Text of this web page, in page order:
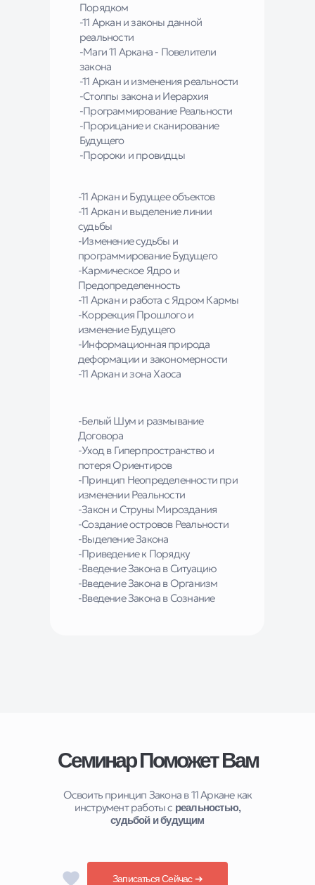
Порядком
-11 Аркан и законы данной
реальности
-Маги 11 Аркана - Повелители
закона
-11 Аркан и изменения реальности
-Столпы закона и Иерархия
-Программирование Реальности
-Прорицание и сканирование
Будущего
-Пророки и провидцы
-11 Аркан и Будущее объектов
-11 Аркан и выделение линии
судьбы
-Изменение судьбы и
программирование Будущего
-Кармическое Ядро и
Предопределенность
-11 Аркан и работа с Ядром Кармы
-Коррекция Прошлого и
изменение Будущего
-Информационная природа
деформации и закономерности
-11 Аркан и зона Хаоса
-Белый Шум и размывание
Договора
-Уход в Гиперпространство и
потеря Ориентиров
-Принцип Неопределенности при
изменении Реальности
-Закон и Струны Мироздания
-Создание островов Реальности
-Выделение Закона
-Приведение к Порядку
-Введение Закона в Ситуацию
-Введение Закона в Организм
-Введение Закона в Сознание
Записаться Сейчас ➔
Семинар Поможет Вам
Освоить принцип Закона в 11 Аркане как
инструмент работы с реальностью,
судьбой и будущим